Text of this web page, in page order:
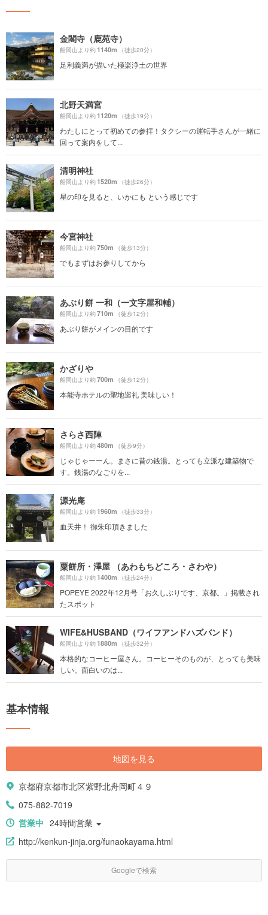
金閣寺（鹿苑寺）
船岡山より約1140m （徒歩20分）
足利義満が描いた極楽浄土の世界
北野天満宮
船岡山より約1120m （徒歩19分）
わたしにとって初めての参拝！タクシーの運転手さんが一緒に
回って案内をして...
清明神社
船岡山より約1520m （徒歩26分）
星の印を見ると、いかにも という感じです
今宮神社
船岡山より約750m （徒歩13分）
でもまずはお参りしてから
あぶり餅 一和（一文字屋和輔）
船岡山より約710m （徒歩12分）
あぶり餅がメインの目的です
かざりや
船岡山より約700m （徒歩12分）
本能寺ホテルの聖地巡礼 美味しい！
さらさ西陣
船岡山より約480m （徒歩9分）
じゃじゃーーん。まさに昔の銭湯。とっても立派な建築物で
す。銭湯のなごりを...
源光庵
船岡山より約1960m （徒歩33分）
血天井！ 御朱印頂きました
粟餅所・澤屋 （あわもちどころ・さわや）
船岡山より約1400m （徒歩24分）
POPEYE 2022年12月号「お久しぶりです、京都。」掲載され
たスポット
WIFE&HUSBAND（ワイフアンドハズバンド）
船岡山より約1880m （徒歩32分）
本格的なコーヒー屋さん。コーヒーそのものが、とっても美味
しい。面白いのは...
基本情報
地図を見る
京都府京都市北区紫野北舟岡町４９
075-882-7019
営業中 24時間営業
http://kenkun-jinja.org/funaokayama.html
Googleで検索